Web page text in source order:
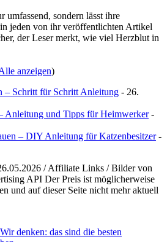
umfassend, sondern lässt ihre
jeden von ihr veröffentlichten Artikel
der Leser merkt, wie viel Herzblut in
anzeigen)
– Schritt für Schritt Anleitung - 26.
Anleitung und Tipps für Heimwerker-
– DIY Anleitung für Katzenbesitzer-
/ Affiliate Links / Bilder von
API Der Preis ist möglicherweise
und auf dieser Seite nicht mehr aktuell
Wir denken: das sind die besten